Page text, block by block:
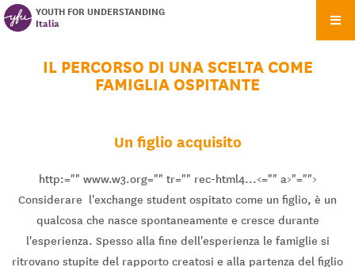
YOUTH FOR UNDERSTANDING
Italia
IL PERCORSO DI UNA SCELTA COME
FAMIGLIA OSPITANTE
Un figlio acquisito
http:="" www.w3.org="" tr="" rec-html4...<="" a>"="">
Considerare l'exchange student ospitato come un figlio, è un
qualcosa che nasce spontaneamente e cresce durante
l'esperienza. Spesso alla fine dell'esperienza le famiglie si
ritrovano stupite del rapporto creatosi e alla partenza del figlio